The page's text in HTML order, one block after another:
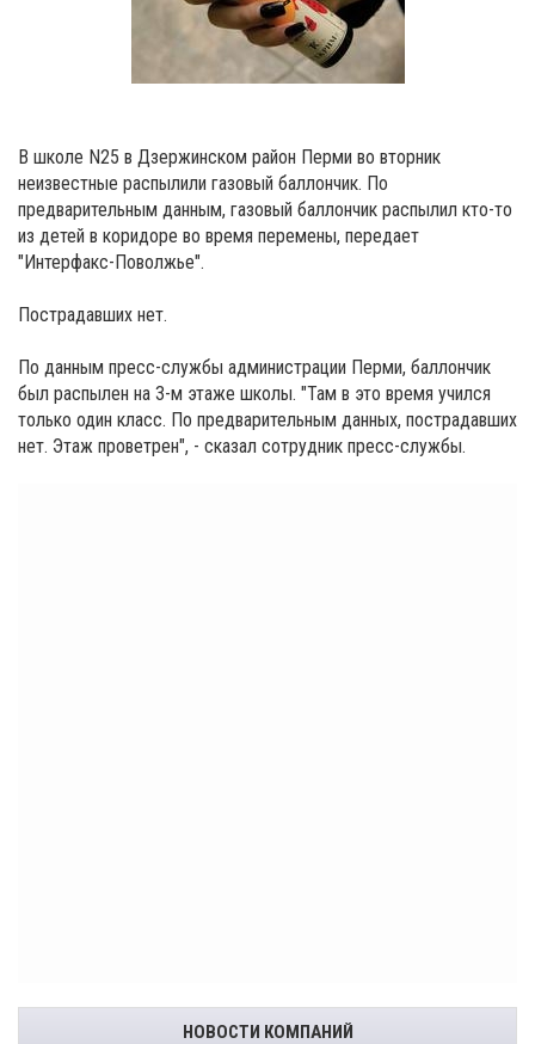
В школе N25 в Дзержинском район Перми во вторник
неизвестные распылили газовый баллончик. По
предварительным данным, газовый баллончик распылил кто-то
из детей в коридоре во время перемены, передает
"Интерфакс-Поволжье".
Пострадавших нет.
По данным пресс-службы администрации Перми, баллончик
был распылен на 3-м этаже школы. "Там в это время учился
только один класс. По предварительным данных, пострадавших
нет. Этаж проветрен", - сказал сотрудник пресс-службы.
НОВОСТИ КОМПАНИЙ